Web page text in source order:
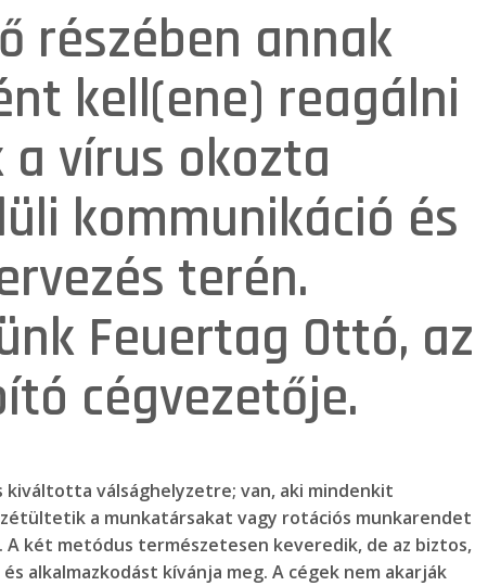
részében annak
kell(ene) reagálni
a vírus okozta
kommunikáció és
terén.
Feuertag Ottó, az
cégvezetője.
kiváltotta válsághelyzetre; van, aki mindenkit
a munkatársakat vagy rotációs munkarendet
két metódus természetesen keveredik, de az biztos,
alkalmazkodást kívánja meg. A cégek nem akarják